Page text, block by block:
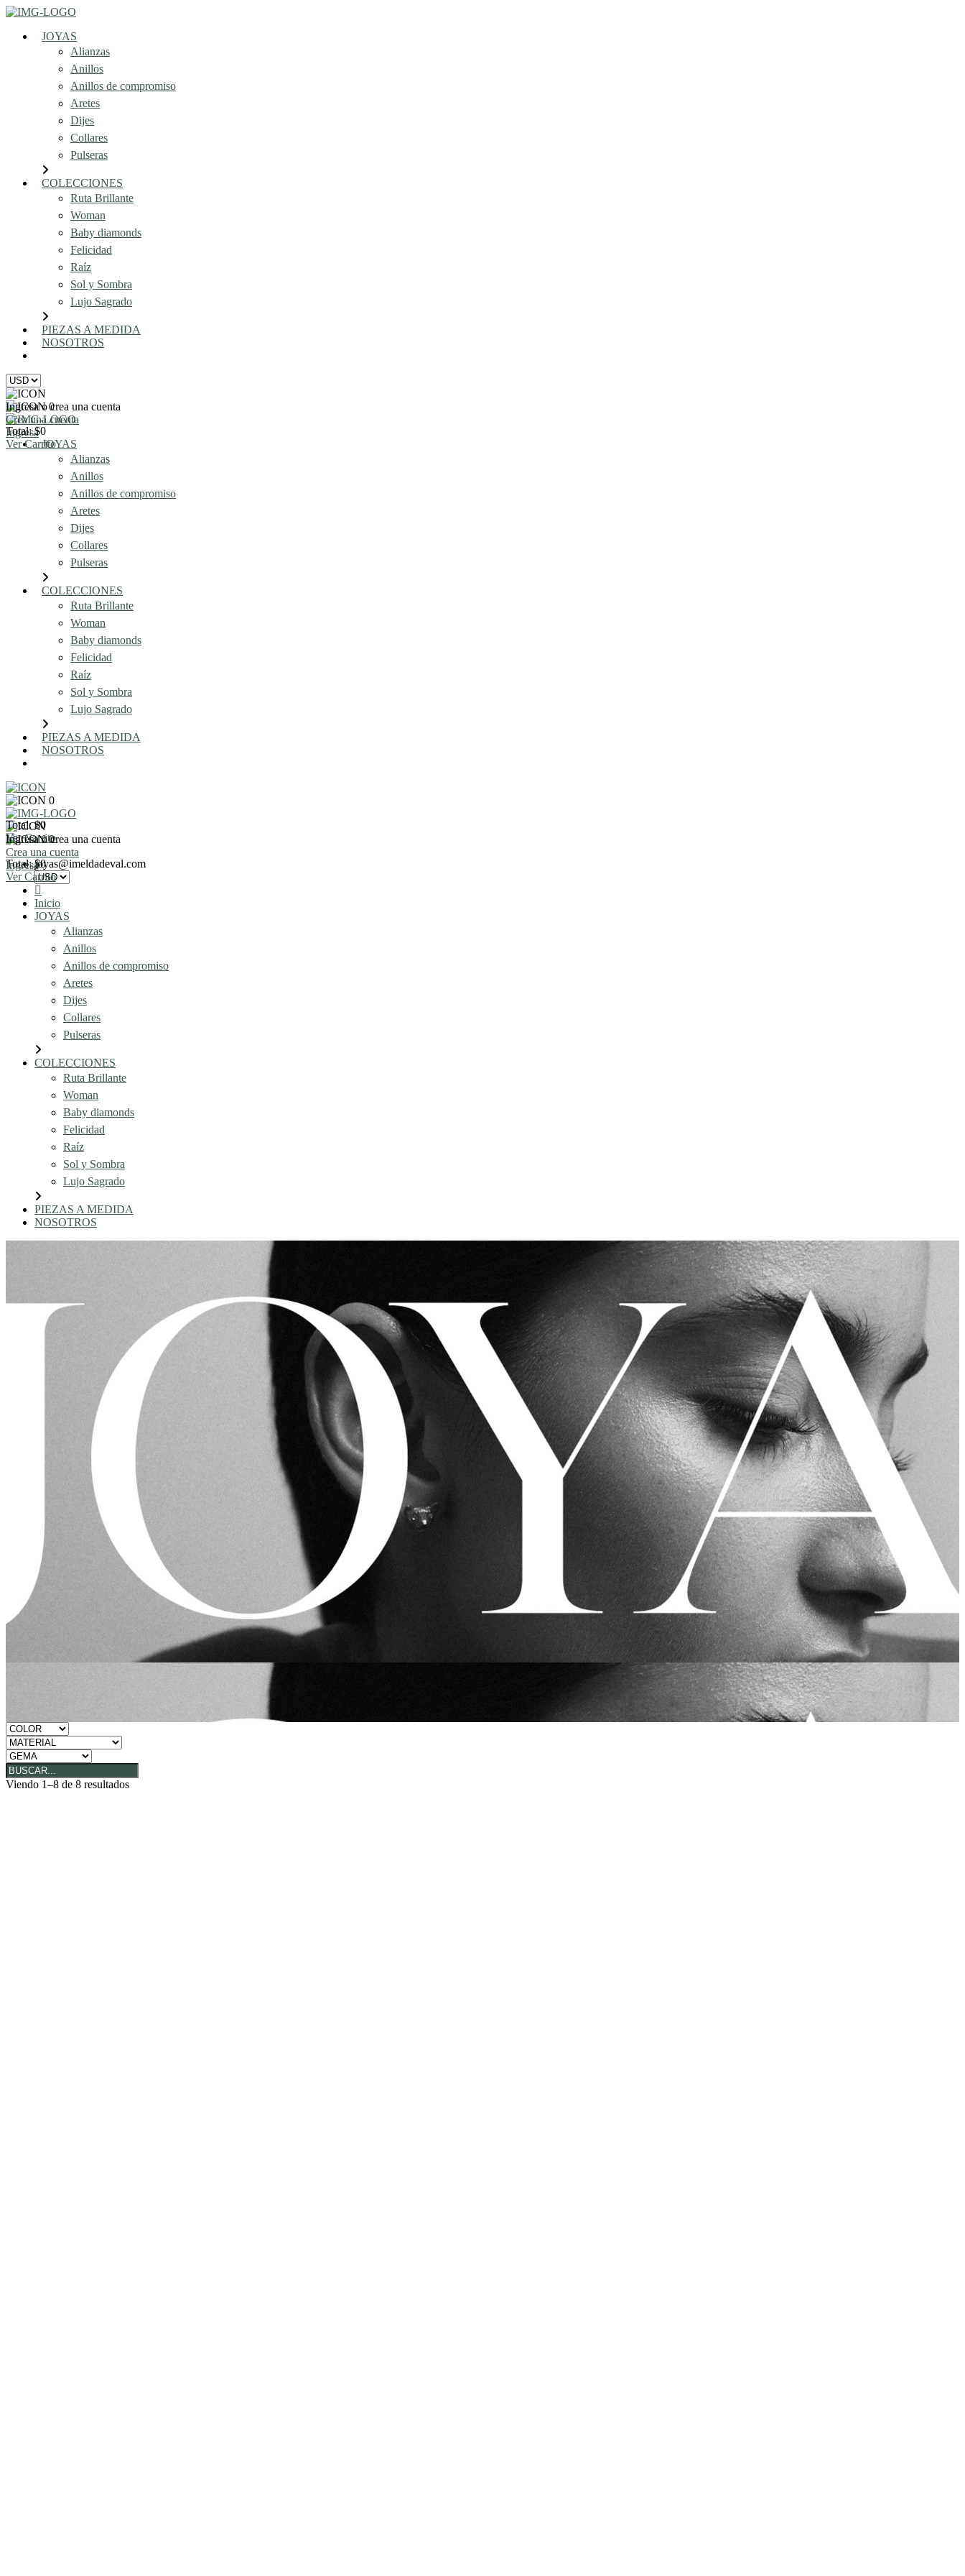
JOYAS
Alianzas
Anillos
Anillos de compromiso
Aretes
Dijes
Collares
Pulseras
COLECCIONES
Ruta Brillante
Woman
Baby diamonds
Felicidad
Raíz
Sol y Sombra
Lujo Sagrado
PIEZAS A MEDIDA
NOSOTROS
Ingresa o crea una cuenta
Crea una cuenta
Ingresa
0
Total: $0
Ver CarritoJOYAS
Alianzas
Anillos
Anillos de compromiso
Aretes
Dijes
Collares
Pulseras
COLECCIONES
Ruta Brillante
Woman
Baby diamonds
Felicidad
Raíz
Sol y Sombra
Lujo Sagrado
PIEZAS A MEDIDA
NOSOTROS
0
Total: $0
Ver Carrito
Ingresa o crea una cuenta
Crea una cuenta
Ingresa
0
Total: $0
Ver Carrito
joyas@imeldadeval.com
Inicio
JOYAS
Alianzas
Anillos
Anillos de compromiso
Aretes
Dijes
Collares
Pulseras
COLECCIONES
Ruta Brillante
Woman
Baby diamonds
Felicidad
Raíz
Sol y Sombra
Lujo Sagrado
PIEZAS A MEDIDA
NOSOTROS
Viendo 1–8 de 8 resultados